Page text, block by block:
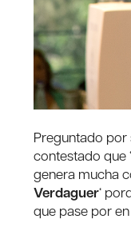
Preguntado por
contestado que
genera mucha
Verdaguer‘
que pase por